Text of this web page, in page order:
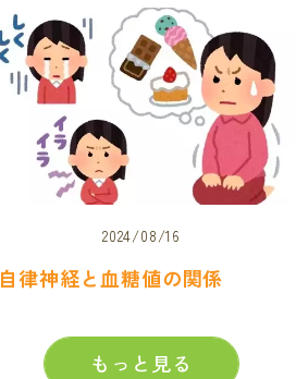
2024/08/16
自律神経と血糖値の関係
もっと見る